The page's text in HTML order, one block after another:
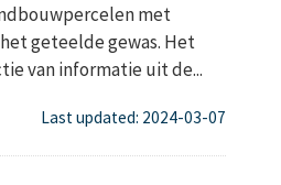
met
geteelde gewas. Het
van informatie uit de...
Last updated: 2024-03-07